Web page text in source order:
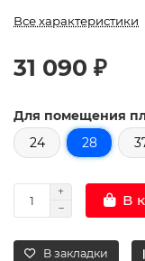
Все характеристики
31 090 ₽
Для помещения
24
28
В
В закладки